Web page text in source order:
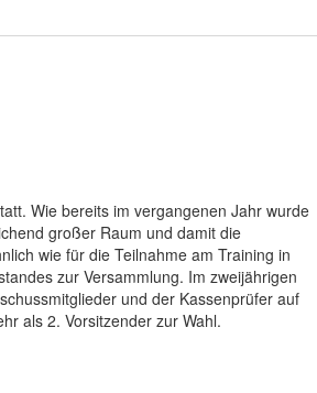
Wie bereits im vergangenen Jahr wurde
großer Raum und damit die
wie für die Teilnahme am Training in
zur Versammlung. Im zweijährigen
und der Kassenprüfer auf
als 2. Vorsitzender zur Wahl.